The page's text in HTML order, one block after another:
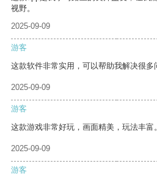
视野。
2025-09-09
游客
这款软件非常实用，可以帮助我解决很多
2025-09-09
游客
这款游戏非常好玩，画面精美，玩法丰富。
2025-09-09
游客